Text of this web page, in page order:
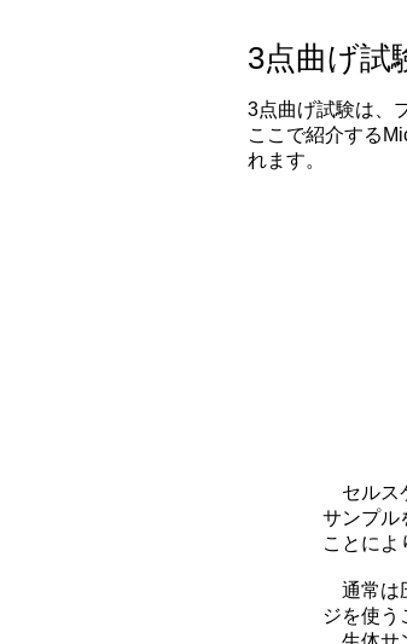
3点曲げ試
3点曲げ試験は、
ここで紹介する
れます。
セルス
サンプル
ことによ
通常は
ジを使う